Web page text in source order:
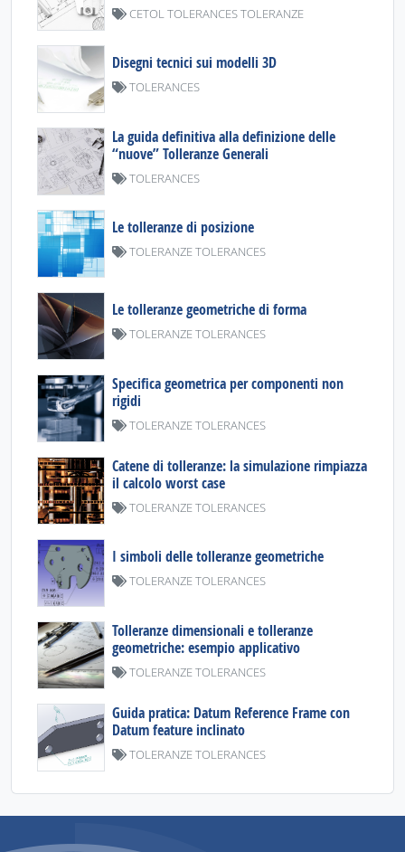
CETOL TOLERANCES TOLERANZE
Disegni tecnici sui modelli 3D
TOLERANCES
La guida definitiva alla definizione delle
“nuove” Tolleranze Generali
TOLERANCES
Le tolleranze di posizione
TOLERANZE TOLERANCES
Le tolleranze geometriche di forma
TOLERANZE TOLERANCES
Specifica geometrica per componenti non
rigidi
TOLERANZE TOLERANCES
Catene di tolleranze: la simulazione rimpiazza
il calcolo worst case
TOLERANZE TOLERANCES
I simboli delle tolleranze geometriche
TOLERANZE TOLERANCES
Tolleranze dimensionali e tolleranze
geometriche: esempio applicativo
TOLERANZE TOLERANCES
Guida pratica: Datum Reference Frame con
Datum feature inclinato
TOLERANZE TOLERANCES